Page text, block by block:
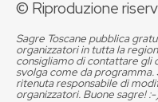
© Riproduzione
Sagre Toscane pubblica
organizzatori in tutta la
consigliamo di contattare gli
svolga come da programma.
ritenuta responsabile di
organizzatori. Buone sagre!